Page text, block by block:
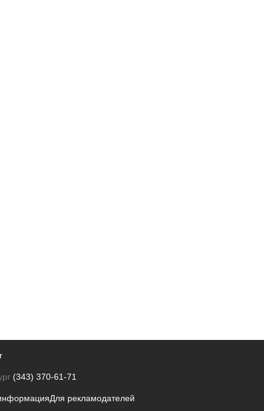
(343) 370-61-71
Для рекламодателей